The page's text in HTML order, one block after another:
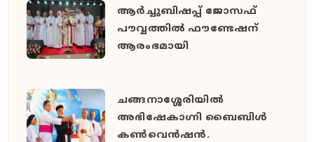
ആർച്ചുബിഷപ്പ് ജോസഫ്
പൗവ്വത്തിൽ ഫൗണ്ടേഷന്
ആരംഭമായി
ചങ്ങനാശ്ശേരിയിൽ
അഭിഷേകാഗ്നി ബൈബിൾ
കൺവെൻഷൻ.